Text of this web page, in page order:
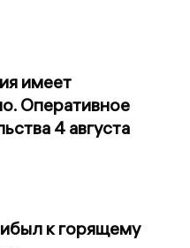
имеет
Оперативное
4 августа
к горящему